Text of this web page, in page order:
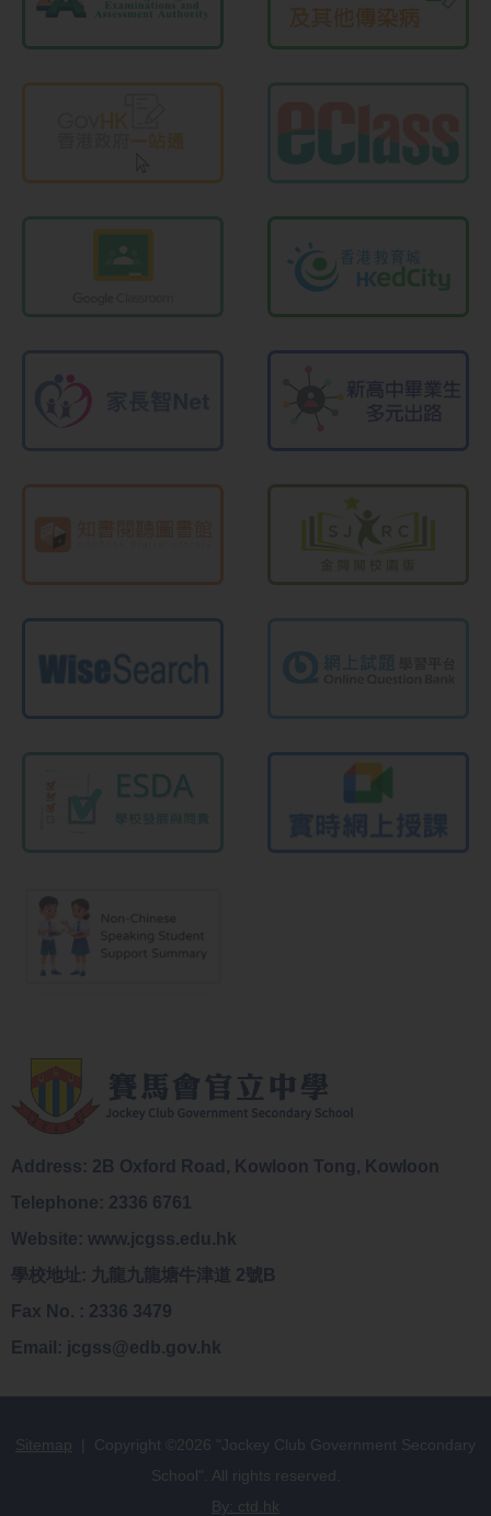
Address: 2B Oxford Road, Kowloon Tong, Kowloon
Telephone: 2336 6761
Website: www.jcgss.edu.hk
學校地址: 九龍九龍塘牛津道 2號B
Fax No. : 2336 3479
Email: jcgss@edb.gov.hk
Sitemap | Copyright ©
2026 "Jockey Club Government Secondary
School". All rights reserved.
By: ctd.hk